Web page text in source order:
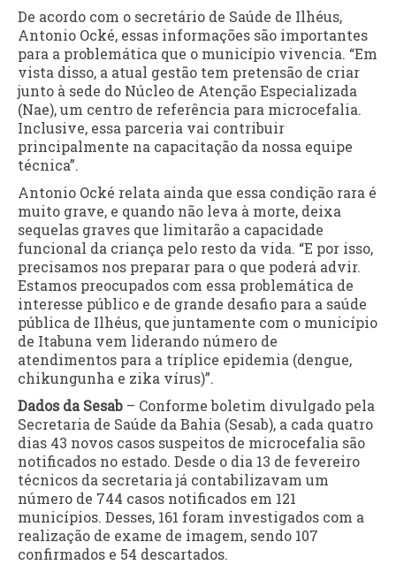
De acordo com o secretário de Saúde de Ilhéus,
Antonio Ocké, essas informações são importantes
para a problemática que o município vivencia. “Em
vista disso, a atual gestão tem pretensão de criar
junto à sede do Núcleo de Atenção Especializada
(Nae), um centro de referência para microcefalia.
Inclusive, essa parceria vai contribuir
principalmente na capacitação da nossa equipe
técnica”.
Antonio Ocké relata ainda que essa condição rara é
muito grave, e quando não leva à morte, deixa
sequelas graves que limitarão a capacidade
funcional da criança pelo resto da vida. “E por isso,
precisamos nos preparar para o que poderá advir.
Estamos preocupados com essa problemática de
interesse público e de grande desafio para a saúde
pública de Ilhéus, que juntamente com o município
de Itabuna vem liderando número de
atendimentos para a tríplice epidemia (dengue,
chikungunha e zika vírus)”.
Dados da Sesab – Conforme boletim divulgado pela
Secretaria de Saúde da Bahia (Sesab), a cada quatro
dias 43 novos casos suspeitos de microcefalia são
notificados no estado. Desde o dia 13 de fevereiro
técnicos da secretaria já contabilizavam um
número de 744 casos notificados em 121
municípios. Desses, 161 foram investigados com a
realização de exame de imagem, sendo 107
confirmados e 54 descartados.